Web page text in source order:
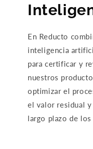
En Reducto
inteligencia
para certificar y
nuestros
optimizar el
el valor residual
largo plazo de